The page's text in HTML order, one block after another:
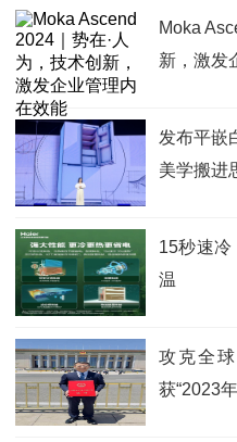
Moka
新，激发
发布平嵌
美学搬进
15秒速冷
温
攻克全
获“2023